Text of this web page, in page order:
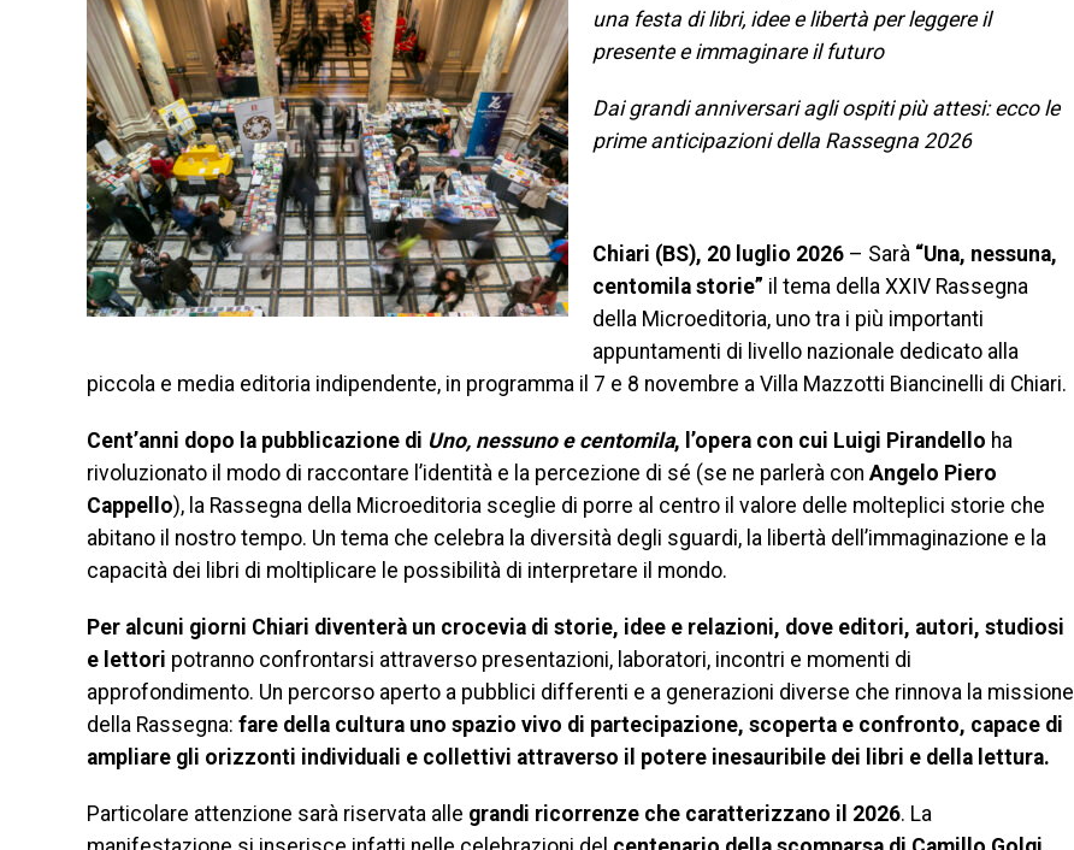
una festa di libri, idee e libertà per leggere il
presente e immaginare il futuro
Dai grandi anniversari agli ospiti più attesi: ecco le
prime anticipazioni della Rassegna 2026
Chiari (BS), 20 luglio 2026 – Sarà “Una, nessuna,
centomila storie” il tema della XXIV Rassegna
della Microeditoria, uno tra i più importanti
appuntamenti di livello nazionale dedicato alla
piccola e media editoria indipendente, in programma il 7 e 8 novembre a Villa Mazzotti Biancinelli di Chiari.
Cent’anni dopo la pubblicazione di Uno, nessuno e centomila, l’opera con cui Luigi Pirandello ha
rivoluzionato il modo di raccontare l’identità e la percezione di sé (se ne parlerà con Angelo Piero
Cappello), la Rassegna della Microeditoria sceglie di porre al centro il valore delle molteplici storie che
abitano il nostro tempo. Un tema che celebra la diversità degli sguardi, la libertà dell’immaginazione e la
capacità dei libri di moltiplicare le possibilità di interpretare il mondo.
Per alcuni giorni Chiari diventerà un crocevia di storie, idee e relazioni, dove editori, autori, studiosi
e lettori potranno confrontarsi attraverso presentazioni, laboratori, incontri e momenti di
approfondimento. Un percorso aperto a pubblici differenti e a generazioni diverse che rinnova la missione
della Rassegna: fare della cultura uno spazio vivo di partecipazione, scoperta e confronto, capace di
ampliare gli orizzonti individuali e collettivi attraverso il potere inesauribile dei libri e della lettura.
Particolare attenzione sarà riservata alle grandi ricorrenze che caratterizzano il 2026. La